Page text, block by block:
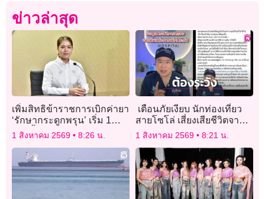
ข่าวล่าสุด
เพิ่มสิทธิข้าราชการเบิกค่ายา
‘รักษากระดูกพรุน’ เริ่ม 1
ส.ค.นี้
1 สิงหาคม 2569 8:26 น.
เตือนภัยเงียบ นักท่องเที่ยว
สายโซโล่ เสี่ยงเสียชีวิตจาก
“ก๊าซคาร์บอนมอนอกไซด์”
1 สิงหาคม 2569 8:21 น.